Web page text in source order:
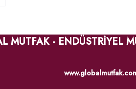
MUTFAK - ENDÜSTRİYEL